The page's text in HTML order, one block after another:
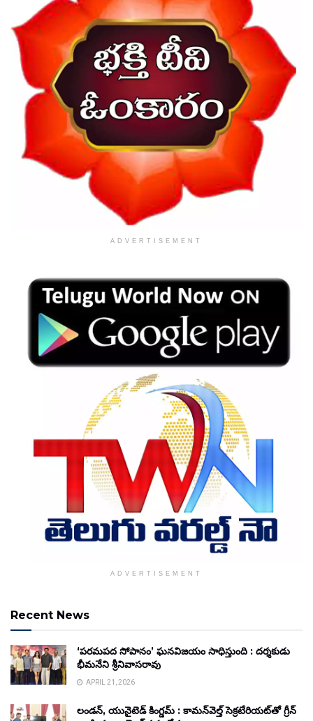
ADVERTISEMENT
ADVERTISEMENT
Recent News
‘పరమపద సోపానం’ ఘనవిజయం సాధిస్తుంది : దర్శకుడు
భీమనేని శ్రీనివాసరావు
APRIL 21, 2026
లండన్, యునైటెడ్ కింగ్డమ్ : కామన్‌వెల్త్ సెక్రటేరియట్‌తో గ్రీన్